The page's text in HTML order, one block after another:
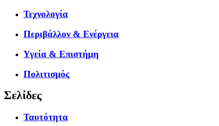
Τεχνολογία
Περιβάλλον & Ενέργεια
Υγεία & Επιστήμη
Πολιτισμός
Σελίδες
Ταυτότητα